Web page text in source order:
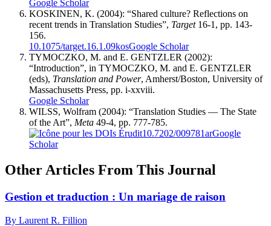
Google Scholar
KOSKINEN, K. (2004): “Shared culture? Reflections on
recent trends in Translation Studies”, Target 16-1, pp. 143-
156.
10.1075/target.16.1.09kosGoogle Scholar
TYMOCZKO, M. and E. GENTZLER (2002):
“Introduction”, in TYMOCZKO, M. and E. GENTZLER
(eds), Translation and Power, Amherst/Boston, University of
Massachusetts Press, pp. i-xxviii.
Google Scholar
WILSS, Wolfram (2004): “Translation Studies — The State
of the Art”, Meta 49-4, pp. 777-785.
10.7202/009781arGoogle
Scholar
Other Articles From This Journal
Gestion et traduction : Un mariage de raison
By Laurent R. Fillion